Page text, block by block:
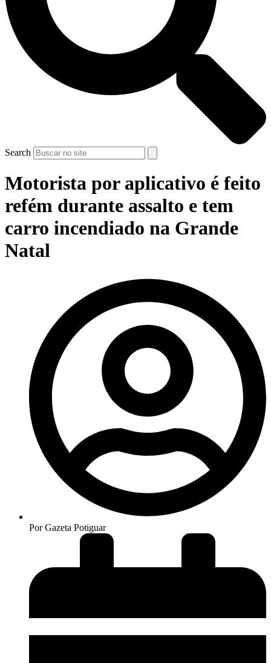
Search
Motorista por aplicativo é feito
refém durante assalto e tem
carro incendiado na Grande
Natal
PorGazeta Potiguar